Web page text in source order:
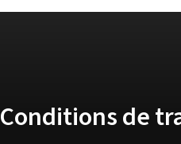
Conditions de